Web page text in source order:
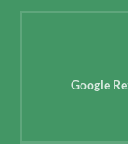
Google